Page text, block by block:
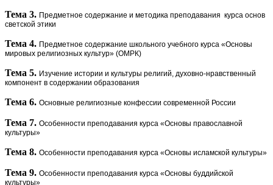
Тема 3. Предметное содержание и методика преподавания курса основ
светской этики
Тема 4. Предметное содержание школьного учебного курса «Основы
мировых религиозных культур» (ОМРК)
Тема 5. Изучение истории и культуры религий, духовно-нравственный
компонент в содержании образования
Тема 6. Основные религиозные конфессии современной России
Тема 7. Особенности преподавания курса «Основы православной
культуры»
Тема 8. Особенности преподавания курса «Основы исламской культуры»
Тема 9. Особенности преподавания курса «Основы буддийской
культуры»